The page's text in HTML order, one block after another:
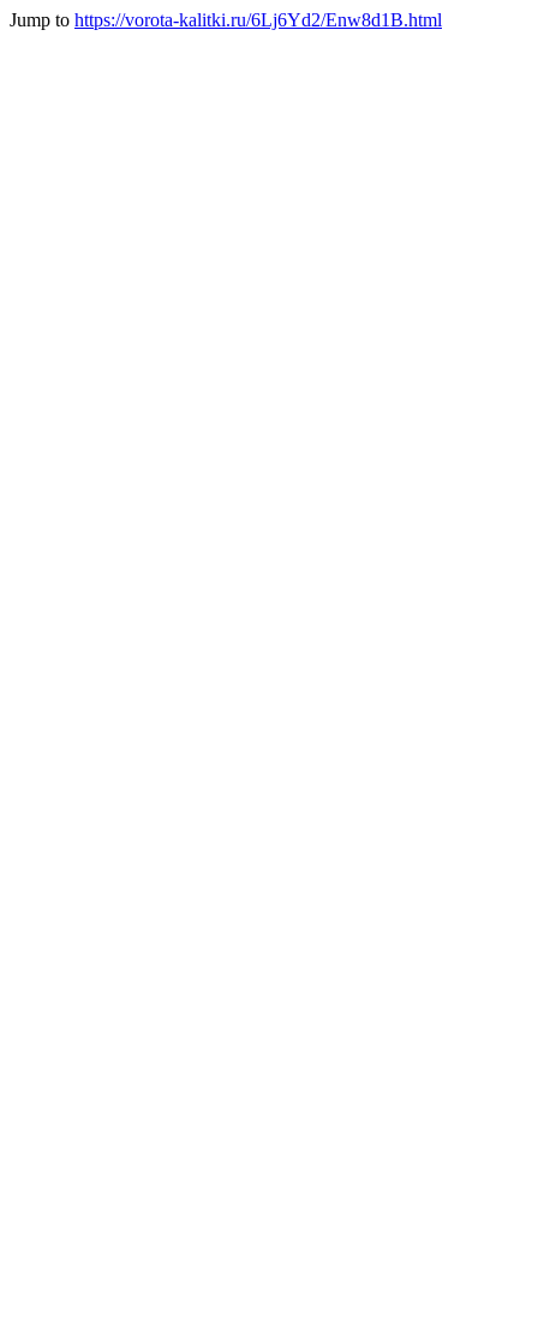
Jump to https://vorota-kalitki.ru/6Lj6Yd2/Enw8d1B.html